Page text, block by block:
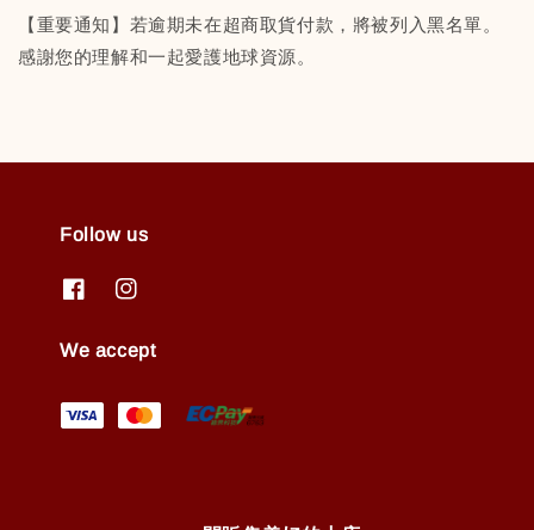
【重要通知】若逾期未在超商取貨付款，將被列入黑名單。
感謝您的理解和一起愛護地球資源。
Follow us
We accept